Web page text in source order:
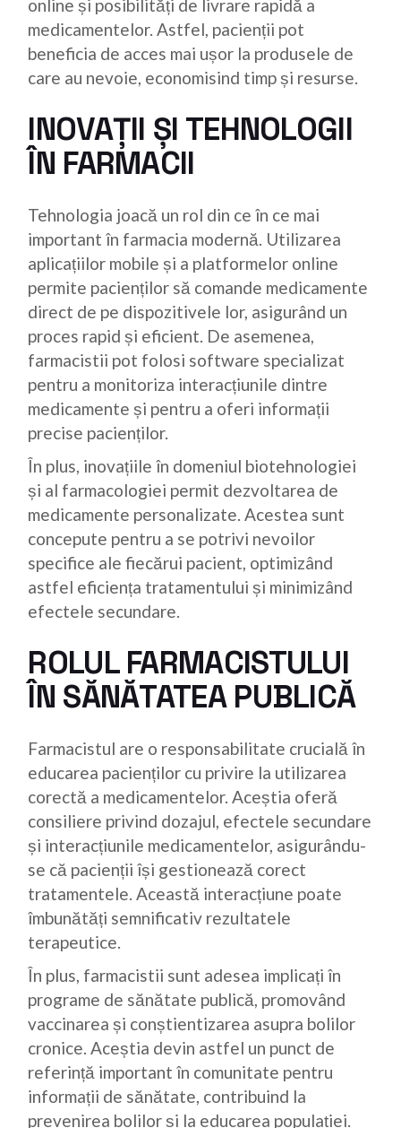
online și posibilități de livrare rapidă a
medicamentelor. Astfel, pacienții pot
beneficia de acces mai ușor la produsele de
care au nevoie, economisind timp și resurse.
INOVAȚII ȘI TEHNOLOGII
ÎN FARMACII
Tehnologia joacă un rol din ce în ce mai
important în farmacia modernă. Utilizarea
aplicațiilor mobile și a platformelor online
permite pacienților să comande medicamente
direct de pe dispozitivele lor, asigurând un
proces rapid și eficient. De asemenea,
farmacistii pot folosi software specializat
pentru a monitoriza interacțiunile dintre
medicamente și pentru a oferi informații
precise pacienților.
În plus, inovațiile în domeniul biotehnologiei
și al farmacologiei permit dezvoltarea de
medicamente personalizate. Acestea sunt
concepute pentru a se potrivi nevoilor
specifice ale fiecărui pacient, optimizând
astfel eficiența tratamentului și minimizând
efectele secundare.
ROLUL FARMACISTULUI
ÎN SĂNĂTATEA PUBLICĂ
Farmacistul are o responsabilitate crucială în
educarea pacienților cu privire la utilizarea
corectă a medicamentelor. Aceștia oferă
consiliere privind dozajul, efectele secundare
și interacțiunile medicamentelor, asigurându-
se că pacienții își gestionează corect
tratamentele. Această interacțiune poate
îmbunătăți semnificativ rezultatele
terapeutice.
În plus, farmacistii sunt adesea implicați în
programe de sănătate publică, promovând
vaccinarea și conștientizarea asupra bolilor
cronice. Aceștia devin astfel un punct de
referință important în comunitate pentru
informații de sănătate, contribuind la
prevenirea bolilor și la educarea populației.